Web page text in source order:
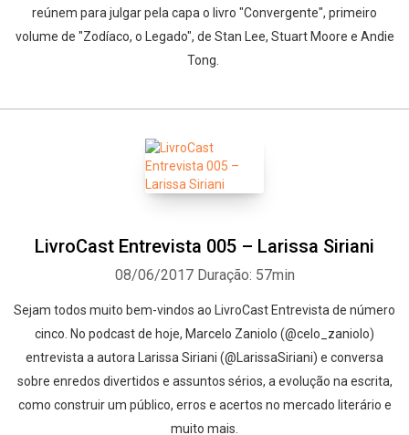
reúnem para julgar pela capa o livro "Convergente", primeiro
volume de "Zodíaco, o Legado", de Stan Lee, Stuart Moore e Andie
Tong.
LivroCast Entrevista 005 – Larissa Siriani
08/06/2017 Duração: 57min
Sejam todos muito bem-vindos ao LivroCast Entrevista de número
cinco. No podcast de hoje, Marcelo Zaniolo (@celo_zaniolo)
entrevista a autora Larissa Siriani (@LarissaSiriani) e conversa
sobre enredos divertidos e assuntos sérios, a evolução na escrita,
como construir um público, erros e acertos no mercado literário e
muito mais.